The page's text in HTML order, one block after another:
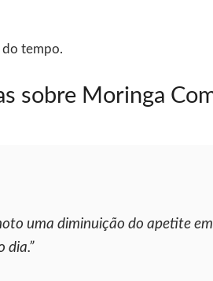
do tempo.
sobre Moringa
uma diminuição do apetite
dia.”